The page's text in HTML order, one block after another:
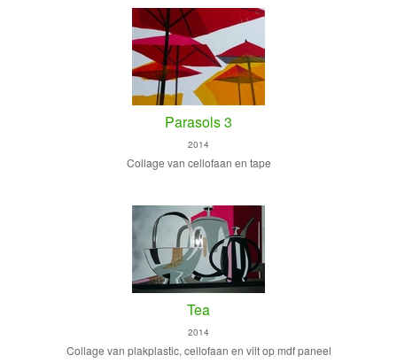
Parasols 3
2014
Collage van cellofaan en tape
Tea
2014
Collage van plakplastic, cellofaan en vilt op mdf paneel